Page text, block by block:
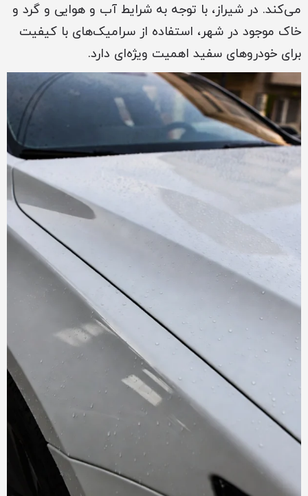
می‌کند. در شیراز، با توجه به شرایط آب و هوایی و گرد و
خاک موجود در شهر، استفاده از سرامیک‌های با کیفیت
برای خودروهای سفید اهمیت ویژه‌ای دارد.